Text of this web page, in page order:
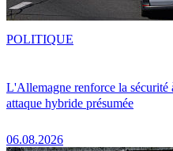
L'Allemagne renforce la sécurité
attaque hybride présumée
06.08.2026
POLITIQUE